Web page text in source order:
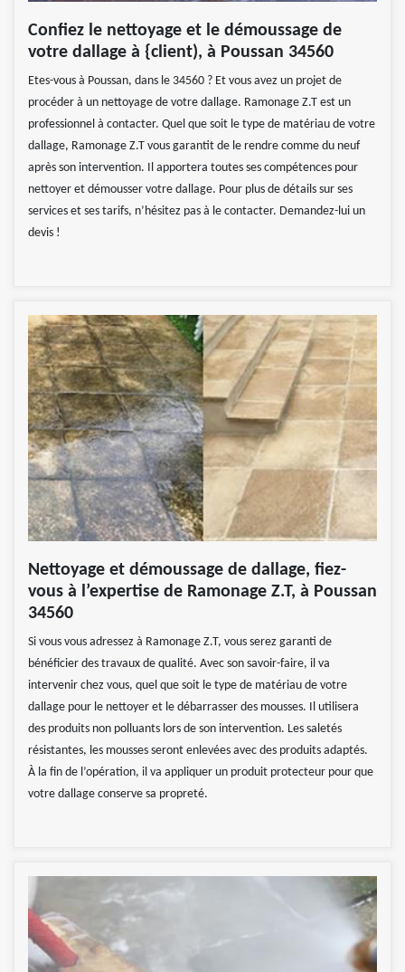
Confiez le nettoyage et le démoussage de
votre dallage à {client), à Poussan 34560
Etes-vous à Poussan, dans le 34560 ? Et vous avez un projet de
procéder à un nettoyage de votre dallage. Ramonage Z.T est un
professionnel à contacter. Quel que soit le type de matériau de votre
dallage, Ramonage Z.T vous garantit de le rendre comme du neuf
après son intervention. Il apportera toutes ses compétences pour
nettoyer et démousser votre dallage. Pour plus de détails sur ses
services et ses tarifs, n’hésitez pas à le contacter. Demandez-lui un
devis !
Nettoyage et démoussage de dallage, fiez-
vous à l’expertise de Ramonage Z.T, à Poussan
34560
Si vous vous adressez à Ramonage Z.T, vous serez garanti de
bénéficier des travaux de qualité. Avec son savoir-faire, il va
intervenir chez vous, quel que soit le type de matériau de votre
dallage pour le nettoyer et le débarrasser des mousses. Il utilisera
des produits non polluants lors de son intervention. Les saletés
résistantes, les mousses seront enlevées avec des produits adaptés.
À la fin de l’opération, il va appliquer un produit protecteur pour que
votre dallage conserve sa propreté.